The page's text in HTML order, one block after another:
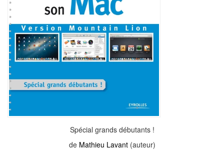
Spécial grands débutants !
de Mathieu Lavant(auteur)